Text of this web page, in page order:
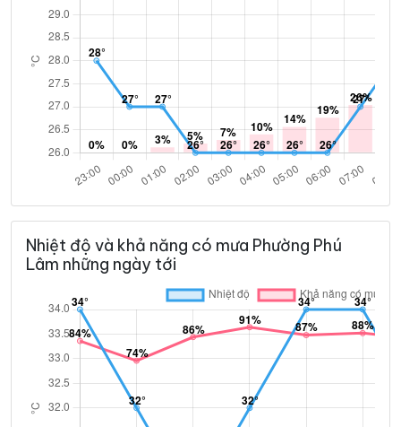
Nhiệt độ và khả năng có mưa Phường Phú
Lâm những ngày tới